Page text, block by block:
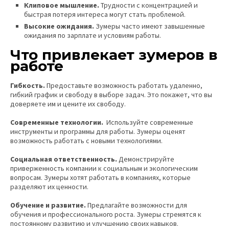
Клиповое мышление. Трудности с концентрацией и
быстрая потеря интереса могут стать проблемой.
Высокие ожидания. Зумеры часто имеют завышенные
ожидания по зарплате и условиям работы.
Что привлекает зумеров в
работе
Гибкость. Предоставьте возможность работать удаленно,
гибкий график и свободу в выборе задач. Это покажет, что вы
доверяете им и цените их свободу.
Современные технологии. Используйте современные
инструменты и программы для работы. Зумеры оценят
возможность работать с новыми технологиями.
Социальная ответственность. Демонстрируйте
приверженность компании к социальным и экологическим
вопросам. Зумеры хотят работать в компаниях, которые
разделяют их ценности.
Обучение и развитие. Предлагайте возможности для
обучения и профессионального роста. Зумеры стремятся к
постоянному развитию и улучшению своих навыков.